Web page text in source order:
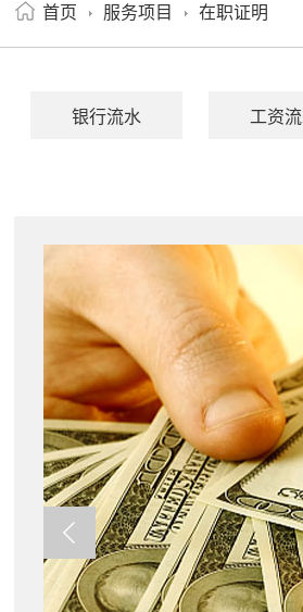
首页 服务项目 在职证明
银行流水 工资